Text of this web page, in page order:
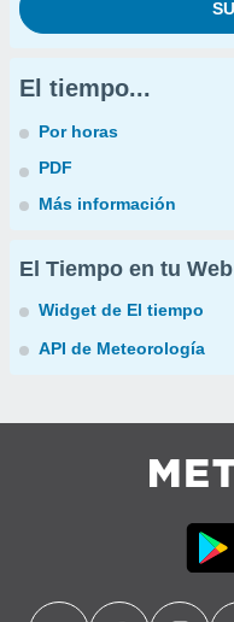
El tiempo...
Por horas
PDF
Más información
El Tiempo en tu Web
Widget de El tiempo
API de Meteorología